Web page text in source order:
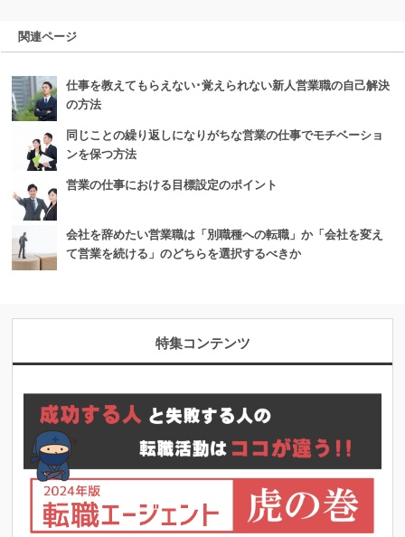
関連ページ
仕事を教えてもらえない･覚えられない新人営業職の自己解決
の方法
同じことの繰り返しになりがちな営業の仕事でモチベーショ
ンを保つ方法
営業の仕事における目標設定のポイント
会社を辞めたい営業職は「別職種への転職」か「会社を変え
て営業を続ける」のどちらを選択するべきか
特集コンテンツ